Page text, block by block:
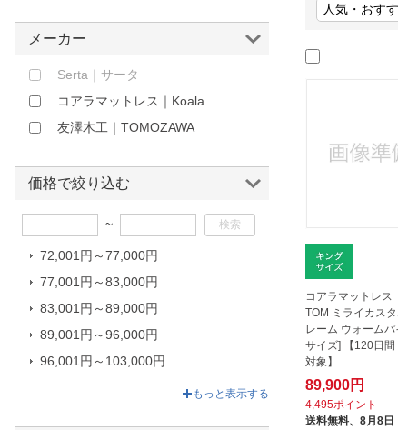
閲覧履歴
お知らせ
コアラマットレ
TOM ミライカス
レーム ウォーム
サイズ] 【120日
対象】
89,900円
4,495ポイント
送料無料、 8月8日
メーカー
Serta｜サータ
コアラマットレス｜Koala
友澤木工｜TOMOZAWA
価格で絞り込む
~
72,001円～77,000円
77,001円～83,000円
83,001円～89,000円
89,001円～96,000円
96,001円～103,000円
もっと表示する